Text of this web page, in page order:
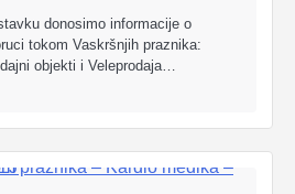
donosimo informacije o
tokom Vaskršnjih praznika:
objekti i Veleprodaja…